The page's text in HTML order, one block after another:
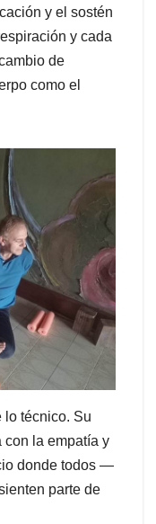
y el sostén
y cada
de
como el
lo técnico. Su
con la empatía y
donde todos —
parte de